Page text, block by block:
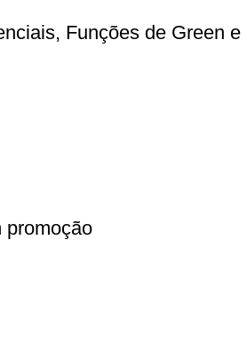
Funções de Green
promoção